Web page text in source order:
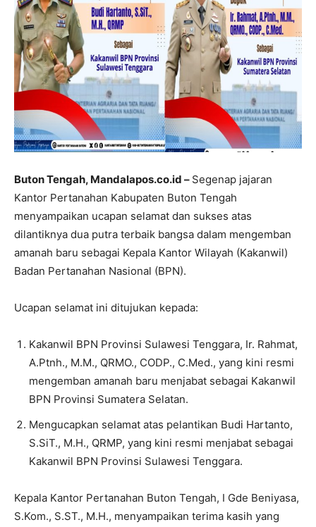
Buton Tengah, Mandalapos.co.id – Segenap jajaran
Kantor Pertanahan Kabupaten Buton Tengah
menyampaikan ucapan selamat dan sukses atas
dilantiknya dua putra terbaik bangsa dalam mengemban
amanah baru sebagai Kepala Kantor Wilayah (Kakanwil)
Badan Pertanahan Nasional (BPN).
​Ucapan selamat ini ditujukan kepada:
​Kakanwil BPN Provinsi Sulawesi Tenggara, Ir. Rahmat,
A.Ptnh., M.M., QRMO., CODP., C.Med., yang kini resmi
mengemban amanah baru menjabat sebagai Kakanwil
BPN Provinsi Sumatera Selatan.
Mengucapkan selamat atas pelantikan Budi Hartanto,
S.SiT., M.H., QRMP, yang kini resmi menjabat sebagai
Kakanwil BPN Provinsi Sulawesi Tenggara.
Kepala Kantor Pertanahan Buton Tengah, I Gde Beniyasa,
S.Kom., S.ST., M.H., menyampaikan terima kasih yang